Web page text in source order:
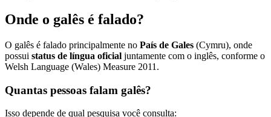
Onde o galês é falado?
O galês é falado principalmente no País de Gales (Cymru), onde
possui status de língua oficial juntamente com o inglês, conforme o
Welsh Language (Wales) Measure 2011.
Quantas pessoas falam galês?
Isso depende de qual pesquisa você consulta: